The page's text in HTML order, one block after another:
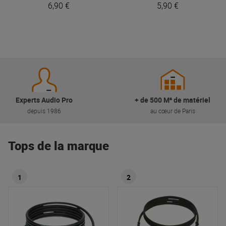
6,90 € 5,90 €
Experts Audio Pro
depuis 1986
+ de 500 M² de matériel
au cœur de Paris
Tops de la marque
1 2